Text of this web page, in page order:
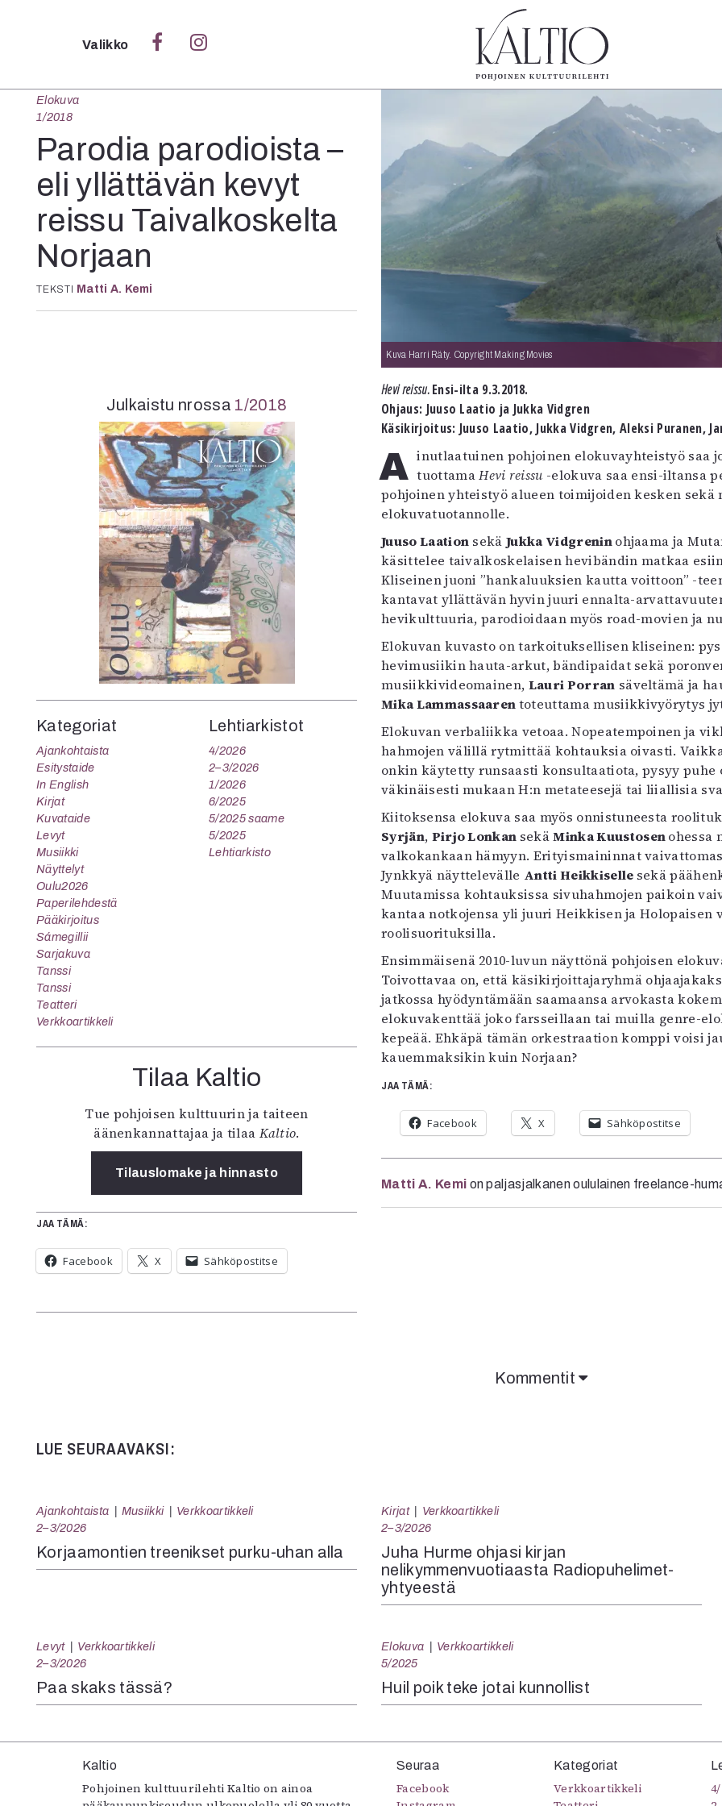
Sulje
Verkkoartikkeli
Teatteri
Tanssi
Tanssi
Sarjakuva
Sámegillii
Pääkirjoitus
Paperilehdestä
Näyttelyt
Levyt
Kuvataide
Kirjat
In English
Esitystaide
Arkisto
Lehdet
4/2026
2–3/2026
1/2026
6/2025
5/2025 saame
Lehtiarkisto
Info
Tilaus ja
Kaltio
Valikko
Kuva Harri Räty. Copyright Making Movies
Elokuva
1/2018
Parodia parodioista –
eli yllättävän kevyt
reissu Taivalkoskelta
Norjaan
TEKSTI Matti A. Kemi
Hevi reissu.Ensi-ilta 9.3.2018.
Ohjaus: Juuso Laatio ja Jukka Vidgren
Käsikirjoitus: Juuso Laatio, Jukka Vidgren, Aleksi Puranen,
Ainutlaatuinen pohjoinen elokuvayhteistyö saa jonkinlaisen merkkipaalun, kun Making Moviesin tuottamaHevi reissu -elokuva saa ensi-iltansa
pohjoinen yhteistyö alueen toimijoiden kesken sekä
elokuvatuotannolle.
Juuso Laation sekäJukka Vidgreninohjaama ja
käsittelee taivalkoskelaisen hevibändin matkaa
Kliseinen juoni ”hankaluuksien kautta voittoon” -
kantavat yllättävän hyvin juuri ennalta-
hevikulttuuria, parodioidaan myös road-movien ja
Elokuvan kuvasto on tarkoituksellisen kliseinen:
hevimusiikin hauta-arkut, bändipaidat sekä
musiikkivideomainen, Lauri Porran säveltämä ja
Mika Lammassaarentoteuttama musiikkivyörytys
Elokuvan verbaliikka vetoaa. Nopeatempoinen ja
hahmojen välillä rytmittää kohtauksia oivasti.
onkin käytetty runsaasti konsultaatiota, pysyy
väkinäisesti mukaan H:n metateesejä tai liiallisia
Kiitoksensa elokuva saa myös onnistuneesta
Syrjän, Pirjo Lonkan sekäMinka Kuustosenohessa
valkokankaan hämyyn. Erityismaininnat
Jynkkyä näyttelevälle Antti Heikkiselle sekä
Muutamissa kohtauksissa sivuhahmojen paikoin
kantaa notkojensa yli juuri Heikkisen ja
roolisuorituksilla.
Ensimmäisenä 2010-luvun näyttönä pohjoisen
Toivottavaa on, että käsikirjoittajaryhmä
jatkossa hyödyntämään saamaansa arvokasta
elokuvakenttää joko farsseillaan tai muilla genre-
kepeää. Ehkäpä tämän orkestraation komppi voisi
kauemmaksikin kuin Norjaan?
JAA TÄMÄ:
Facebook X Sähköpostitse
Matti A. Kemi on paljasjalkanen oululainen freelance-
Julkaistu nrossa 1/2018
Kategoriat
Ajankohtaista
Esitystaide
In English
Kirjat
Kuvataide
Levyt
Musiikki
Näyttelyt
Oulu2026
Paperilehdestä
Pääkirjoitus
Sámegillii
Sarjakuva
Tanssi
Tanssi
Teatteri
Verkkoartikkeli
Lehtiarkistot
4/2026
2–3/2026
1/2026
6/2025
5/2025 saame
5/2025
Lehtiarkisto
Tilaa Kaltio
Tue pohjoisen kulttuurin ja taiteen
äänenkannattajaa ja tilaa Kaltio.
Tilauslomake ja hinnasto
JAA TÄMÄ:
Facebook X Sähköpostitse
Kommentit
LUE SEURAAVAKSI:
Ajankohtaista Musiikki
Verkkoartikkeli
2–3/2026
Korjaamontien treenikset purku-uhan alla
Kirjat
Verkkoartikkeli
2–3/2026
Juha Hurme ohjasi kirjan
nelikymmenvuotiaasta Radiopuhelimet-
yhtyeestä
Levyt
Verkkoartikkeli
2–3/2026
Paa skaks tässä?
Elokuva
Verkkoartikkeli
5/2025
Huil poik teke jotai kunnollist
Kaltio
Pohjoinen kulttuurilehti Kaltio on ainoa
Seuraa
Facebook
Kategoriat
Verkkoartikkeli